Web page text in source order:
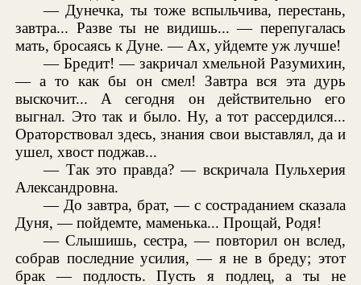
— Дунечка, ты тоже вспыльчива, перестань,
завтра... Разве ты не видишь... — перепугалась
мать, бросаясь к Дуне. — Ах, уйдемте уж лучше!
— Бредит! — закричал хмельной Разумихин,
— а то как бы он смел! Завтра вся эта дурь
выскочит... А сегодня он действительно его
выгнал. Это так и было. Ну, а тот рассердился...
Ораторствовал здесь, знания свои выставлял, да и
ушел, хвост поджав...
— Так это правда? — вскричала Пульхерия
Александровна.
— До завтра, брат, — с состраданием сказала
Дуня, — пойдемте, маменька... Прощай, Родя!
— Слышишь, сестра, — повторил он вслед,
собрав последние усилия, — я не в бреду; этот
брак — подлость. Пусть я подлец, а ты не